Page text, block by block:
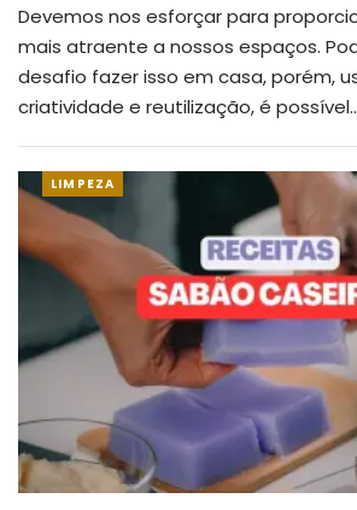
Devemos nos esforçar para
mais atraente a nossos espaços.
desafio fazer isso em casa, porém,
criatividade e reutilização, é possível
LIMPEZA